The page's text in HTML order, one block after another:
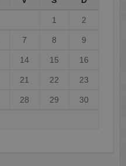
1 2
7 8 9
14 15 16
21 22 23
28 29 30